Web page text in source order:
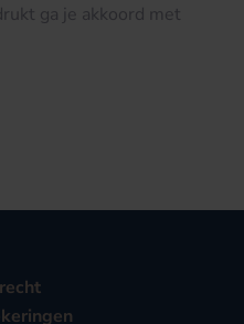
ga je akkoord met